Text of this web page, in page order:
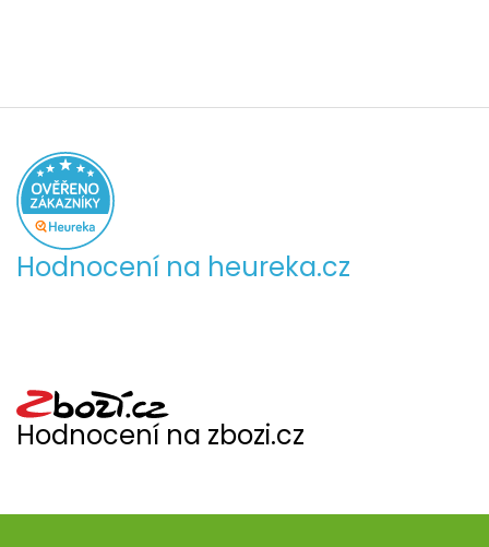
Hodnocení na heureka.cz
Hodnocení na zbozi.cz